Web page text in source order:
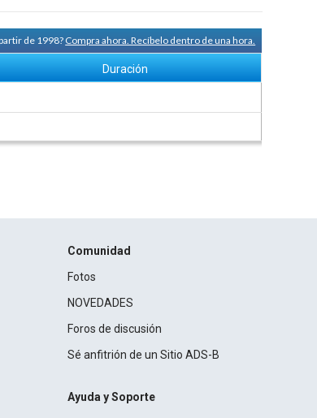
de 1998?Compra ahora. Recíbelo dentro de una hora.
Duración
Comunidad
Fotos
NOVEDADES
Foros de discusión
Sé anfitrión de un Sitio ADS-B
Ayuda y Soporte